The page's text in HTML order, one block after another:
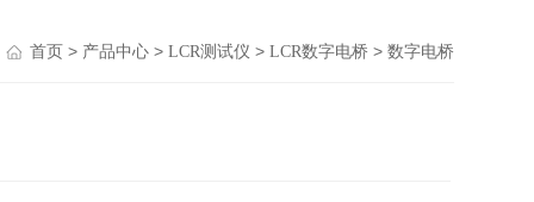
首页> 产品中心> LCR测试仪 > LCR数字电桥 > 数字电桥